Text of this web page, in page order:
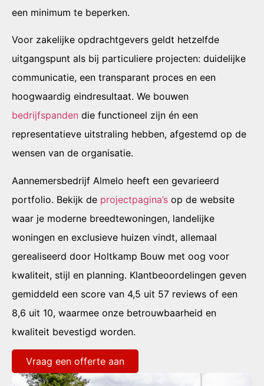
een minimum te beperken.
Voor zakelijke opdrachtgevers geldt hetzelfde
uitgangspunt als bij particuliere projecten: duidelijke
communicatie, een transparant proces en een
hoogwaardig eindresultaat. We bouwen
bedrijfspanden die functioneel zijn én een
representatieve uitstraling hebben, afgestemd op de
wensen van de organisatie.
Aannemersbedrijf Almelo heeft een gevarieerd
portfolio. Bekijk de projectpagina’s op de website
waar je moderne breedtewoningen, landelijke
woningen en exclusieve huizen vindt, allemaal
gerealiseerd door Holtkamp Bouw met oog voor
kwaliteit, stijl en planning. Klantbeoordelingen geven
gemiddeld een score van 4,5 uit 57 reviews of een
8,6 uit 10, waarmee onze betrouwbaarheid en
kwaliteit bevestigd worden.
Vraag een offerte aan